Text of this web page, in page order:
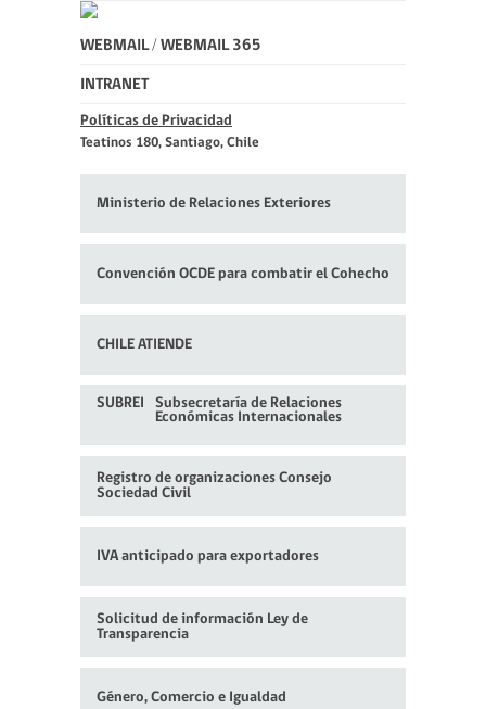
WEBMAIL/ WEBMAIL 365
INTRANET
Políticas de Privacidad
Teatinos 180, Santiago, Chile
Ministerio de Relaciones Exteriores
Convención OCDE para combatir el Cohecho
CHILE ATIENDE
SUBREI
Subsecretaría de Relaciones
Económicas Internacionales
Registro de organizaciones Consejo
Sociedad Civil
IVA anticipado para exportadores
Solicitud de información Ley de
Transparencia
Género, Comercio e Igualdad